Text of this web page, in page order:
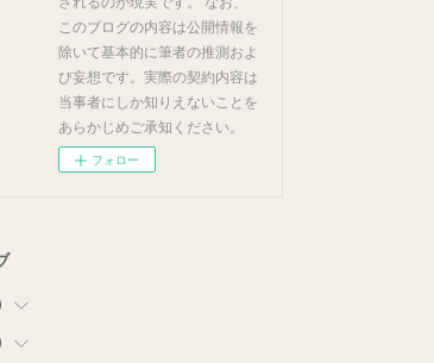
このブログの内容は公開情報を
除いて基本的に筆者の推測およ
び妄想です。実際の契約内容は
当事者にしか知りえないことを
あらかじめご承知ください。
フォロー